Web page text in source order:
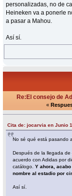
personalizadas, no de
Heineken va a ponerle
a pasar a Mahou.
Así sí.
Re:El consejo de
«
Cita de: jocarvia en Junio
No sé qué está pasando
Después de la llegada
acuerdo con Adidas por
catálogo.Y ahora,
nombre al estadio por
Así sí.